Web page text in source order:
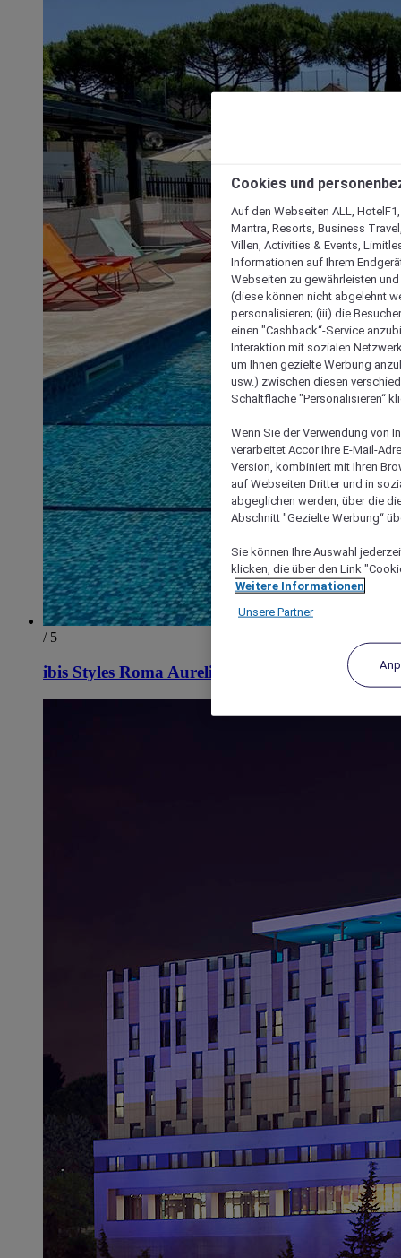
/ 5
ibis Styles Roma Aurelia
Cookies und
Auf den Webseiten ALL,
Mantra, Resorts, Business
Villen, Activities & Events,
Informationen auf Ihrem
Webseiten zu gewährleisten
(diese können nicht abgelehnt
personalisieren; (iii) die
einen "Cashback“-Service
Interaktion mit sozialen
um Ihnen gezielte Werbung
usw.) zwischen diesen
Schaltfläche "Personalisieren“
Wenn Sie der Verwendung von
verarbeitet Accor Ihre E-Mail-
Version, kombiniert mit Ihren
auf Webseiten Dritter und in
abgeglichen werden, über die
Abschnitt "Gezielte Werbung“
Sie können Ihre Auswahl
klicken, die über den Link
Weitere Informationen
Unsere Partner